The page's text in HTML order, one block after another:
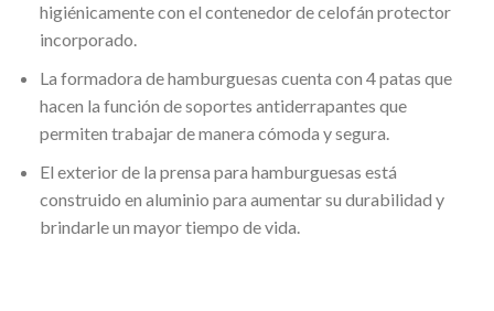
higiénicamente con el contenedor de celofán protector
incorporado.
La formadora de hamburguesas cuenta con 4 patas que
hacen la función de soportes antiderrapantes que
permiten trabajar de manera cómoda y segura.
El exterior de la prensa para hamburguesas está
construido en aluminio para aumentar su durabilidad y
brindarle un mayor tiempo de vida.